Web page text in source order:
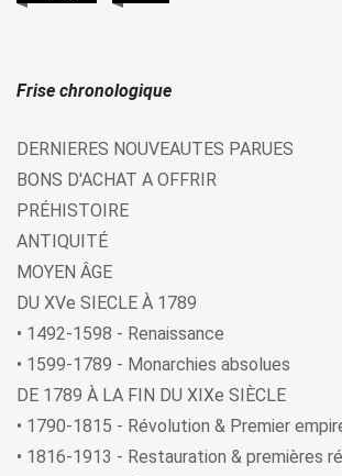
Frise chronologique
DERNIERES NOUVEAUTES PARUES
BONS D'ACHAT A OFFRIR
PRÉHISTOIRE
ANTIQUITÉ
MOYEN ÂGE
DU XVe SIECLE À 1789
• 1492-1598 - Renaissance
• 1599-1789 - Monarchies absolues
DE 1789 À LA FIN DU XIXe SIÈCLE
• 1790-1815 - Révolution & Premier
• 1816-1913 - Restauration & premières